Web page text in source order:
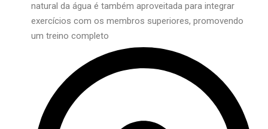
natural da água é também aproveitada para integrar
exercícios com os membros superiores, promovendo
um treino completo